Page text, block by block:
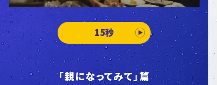
15秒
「親になってみて」篇